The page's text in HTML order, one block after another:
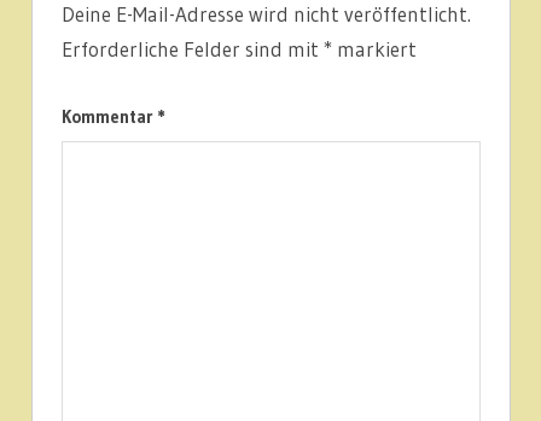
Deine E-Mail-Adresse wird nicht veröffentlicht.
Erforderliche Felder sind mit * markiert
Kommentar *